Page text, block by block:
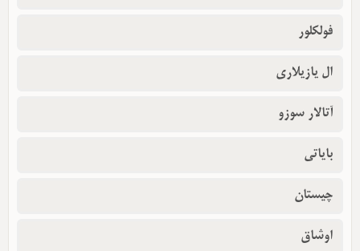
فولکلور
ال یازیلاری
آتالار سوزو
بایاتی
چیستان
اوشاق